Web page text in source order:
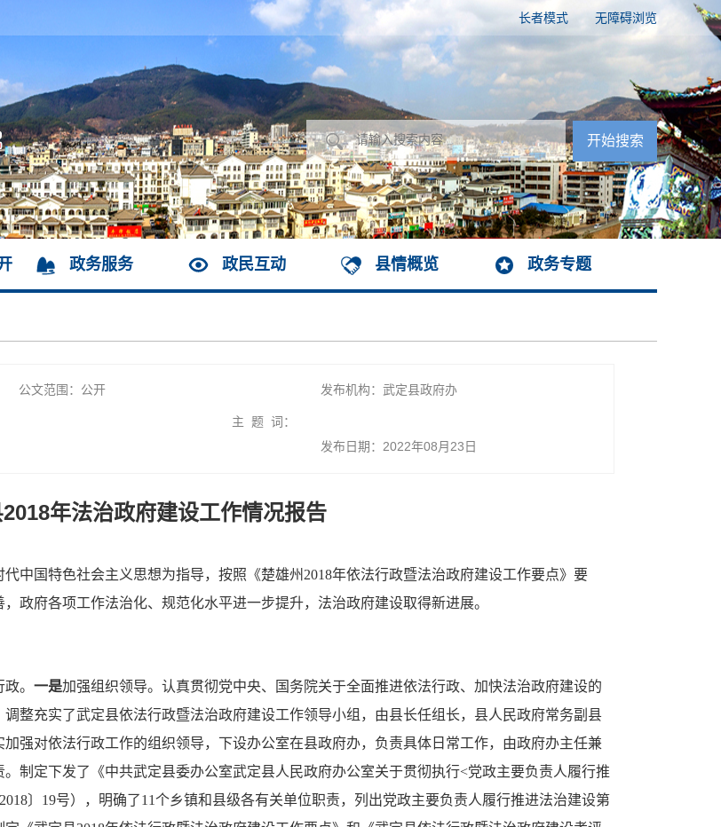
无障碍浏览
长者模式
政务服务 政民互动 县情概览 政务专题
公文范围：公开 发布机构：武定县政府办
主 题 词：
发布日期：2022年08月23日
年法治政府建设工作情况报告
中国特色社会主义思想为指导，按照《楚雄州2018年依法行政暨法治政府建设工作要点》要
政府各项工作法治化、规范化水平进一步提升，法治政府建设取得新进展。
。 一是加强组织领导。认真贯彻党中央、国务院关于全面推进依法行政、加快法治政府建设的
整充实了武定县依法行政暨法治政府建设工作领导小组，由县长任组长，县人民政府常务副县
强对依法行政工作的组织领导，下设办公室在县政府办，负责具体日常工作，由政府办主任兼
制定下发了《中共武定县委办公室武定县人民政府办公室关于贯彻执行<党政主要负责人履行推
〕19号），明确了11个乡镇和县级各有关单位职责，列出党政主要负责人履行推进法治建设第